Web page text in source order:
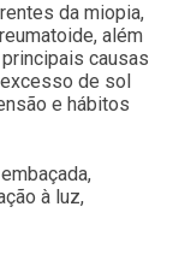
da miopia,
além
causas
de sol
e hábitos
à luz,